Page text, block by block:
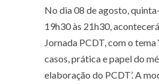
No dia 08 de agosto,
19h30 às 21h30,
Jornada PCDT, com o tema
casos, prática e papel do
elaboração do PCDT’. A